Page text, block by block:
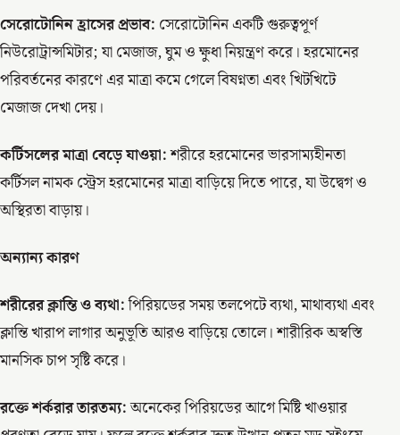
সেরোটোনিন হ্রাসের প্রভাব: সেরোটোনিন একটি গুরুত্বপূর্ণ
নিউরোট্রান্সমিটার; যা মেজাজ, ঘুম ও ক্ষুধা নিয়ন্ত্রণ করে। হরমোনের
পরিবর্তনের কারণে এর মাত্রা কমে গেলে বিষণ্নতা এবং খিটখিটে
মেজাজ দেখা দেয়।
কর্টিসলের মাত্রা বেড়ে যাওয়া:শরীরে হরমোনের ভারসাম্যহীনতা
কর্টিসল নামক স্ট্রেস হরমোনের মাত্রা বাড়িয়ে দিতে পারে, যা উদ্বেগ ও
অস্থিরতা বাড়ায়।
অন্যান্য কারণ
শরীরের ক্লান্তি ও ব্যথা:পিরিয়ডের সময় তলপেটে ব্যথা, মাথাব্যথা এবং
ক্লান্তি খারাপ লাগার অনুভূতি আরও বাড়িয়ে তোলে। শারীরিক অস্বস্তি
মানসিক চাপ সৃষ্টি করে।
রক্তে শর্করার তারতম্য:অনেকের পিরিয়ডের আগে মিষ্টি খাওয়ার